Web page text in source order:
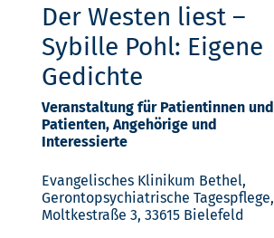
Der Westen liest –
Sybille Pohl: Eigene
Gedichte
Veranstaltung für Patientinnen und
Patienten, Angehörige und
Interessierte
Evangelisches Klinikum Bethel,
Gerontopsychiatrische Tagespflege,
Moltkestraße 3, 33615 Bielefeld